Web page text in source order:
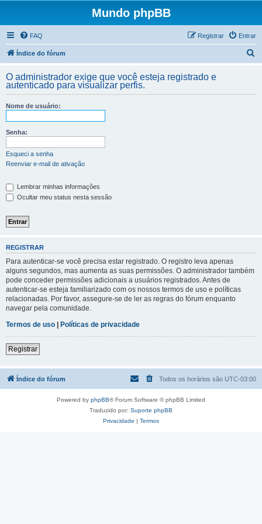
Mundo phpBB
FAQ Entrar
Registrar
Índice do fórum
q
O administrador exige que você esteja registrado e
autenticado para visualizar perfis.
Nome de usuário:
Senha:
Esqueci a senha
Reenviar e-mail de ativação
Lembrar minhas informações
Ocultar meu status nesta sessão
REGISTRAR
Para autenticar-se você precisa estar registrado. O registro leva apenas
alguns segundos, mas aumenta as suas permissões. O administrador também
pode conceder permissões adicionais a usuários registrados. Antes de
autenticar-se esteja familiarizado com os nossos termos de uso e políticas
relacionadas. Por favor, assegure-se de ler as regras do fórum enquanto
navegar pela comunidade.
Termos de uso | Políticas de privacidade
Registrar
Índice do fórum Todos os horários são UTC-03:00
Powered by phpBB® Forum Software © phpBB Limited
Traduzido por: Suporte phpBB
Privacidade | Termos